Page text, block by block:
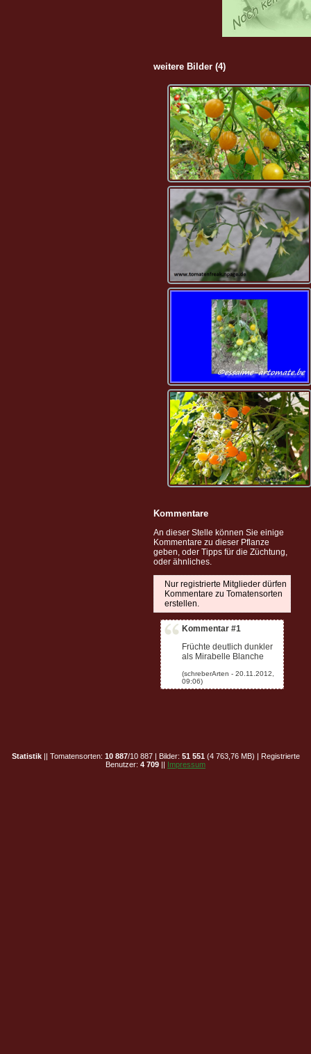
weitere Bilder (4)
Kommentare
An dieser Stelle können Sie einige
Kommentare zu dieser Pflanze
geben, oder Tipps für die Züchtung,
oder ähnliches.
Nur registrierte Mitglieder dürfen
Kommentare zu Tomatensorten
erstellen.
Kommentar #1
Früchte deutlich dunkler
als Mirabelle Blanche
Statistik|| Tomatensorten: 10 887/10 887 | Bilder: 51 551 (4 763,76 MB) | Registrierte
Benutzer: 4 709 || Impressum